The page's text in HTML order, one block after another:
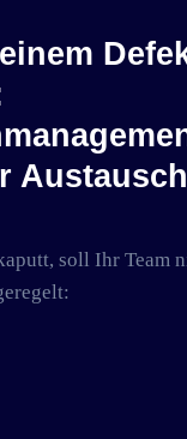
Austausch
soll Ihr Team